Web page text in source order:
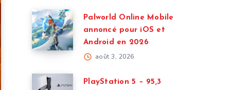
Palworld Online Mobile
annoncé pour iOS et
Android en 2026
août 3, 2026
PlayStation 5 – 95,3